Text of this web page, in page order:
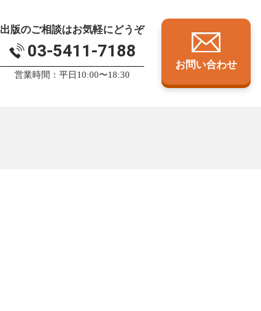
出版のご相談はお気軽にどうぞ
03-5411-7188
営業時間：平日10:00〜18:30
お問い合わせ